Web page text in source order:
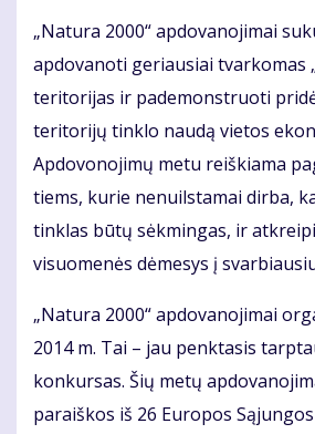
„Natura 2000“ apdovanojimai
apdovanoti geriausiai tvarkomas
teritorijas ir pademonstruoti
teritorijų tinklo naudą vietos
Apdovonojimų metu reiškiama
tiems, kurie nenuilstamai dirba,
tinklas būtų sėkmingas, ir
visuomenės dėmesys į
„Natura 2000“ apdovanojimai
2014 m. Tai – jau penktasis
konkursas. Šių metų
paraiškos iš 26 Europos